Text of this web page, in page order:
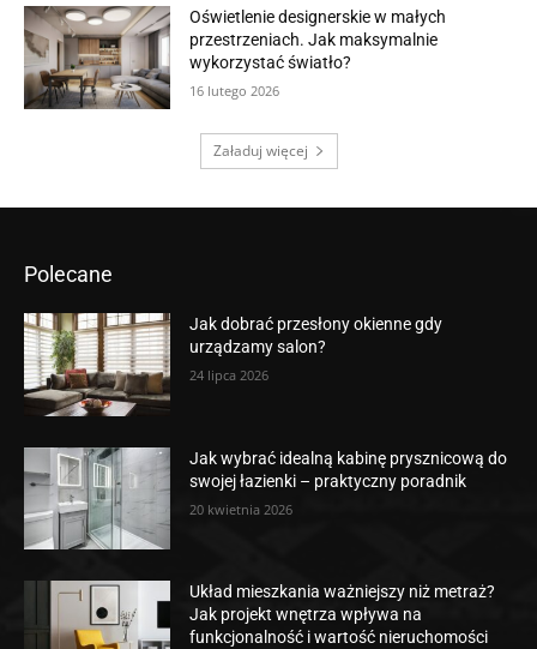
Oświetlenie designerskie w małych
przestrzeniach. Jak maksymalnie
wykorzystać światło?
16 lutego 2026
Załaduj więcej
Polecane
Jak dobrać przesłony okienne gdy
urządzamy salon?
24 lipca 2026
Jak wybrać idealną kabinę prysznicową do
swojej łazienki – praktyczny poradnik
20 kwietnia 2026
Układ mieszkania ważniejszy niż metraż?
Jak projekt wnętrza wpływa na
funkcjonalność i wartość nieruchomości